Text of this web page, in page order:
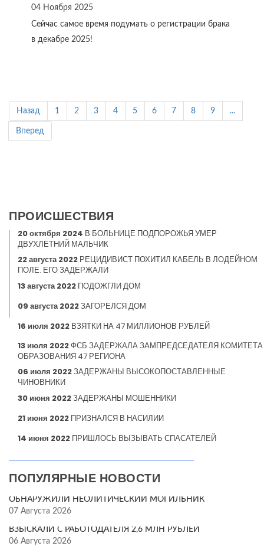
04 Ноября 2025
Сейчас самое время подумать о регистрации брака
в декабре 2025!
Назад 1 2 3 4 5 6 7 8 9 ...
Вперед
ПРОИСШЕСТВИЯ
20 октября 2024 В БОЛЬНИЦЕ ПОДПОРОЖЬЯ УМЕР
ДВУХЛЕТНИЙ МАЛЬЧИК
22 августа 2022 РЕЦИДИВИСТ ПОХИТИЛ КАБЕЛЬ В ЛОДЕЙНОМ
ПОЛЕ. ЕГО ЗАДЕРЖАЛИ
13 августа 2022 ПОДОЖГЛИ ДОМ
09 августа 2022ЗАГОРЕЛСЯ ДОМ
16 июля 2022 ВЗЯТКИ НА 47 МИЛЛИОНОВ РУБЛЕЙ
13 июля 2022ФСБ ЗАДЕРЖАЛА ЗАМПРЕДСЕДАТЕЛЯ КОМИТЕТА
ОБРАЗОВАНИЯ 47 РЕГИОНА
06 июля 2022ЗАДЕРЖАНЫ ВЫСОКОПОСТАВЛЕННЫЕ
ЧИНОВНИКИ
30 июня 2022ЗАДЕРЖАНЫ МОШЕННИКИ
21 июня 2022 ПРИЗНАЛСЯ В НАСИЛИИ
14 июня 2022 ПРИШЛОСЬ ВЫЗЫВАТЬ СПАСАТЕЛЕЙ
ПОПУЛЯРНЫЕ НОВОСТИ
ОБНАРУЖИЛИ НЕОЛИТИЧЕСКИЙ МОГИЛЬНИК
07 Августа 2026
ВЗЫСКАЛИ С РАБОТОДАТЕЛЯ 2,6 МЛН РУБЛЕЙ
06 Августа 2026